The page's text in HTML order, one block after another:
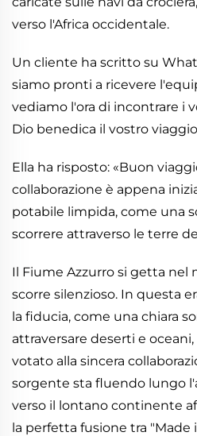
verso l'Africa occidentale.
Un cliente ha scritto su
siamo pronti a ricevere
vediamo l'ora di incontrare i
Dio benedica il vostro
Ella ha risposto: «Buon
collaborazione è appena
potabile limpida, come una
scorrere attraverso le terre
Il Fiume Azzurro si getta nel
scorre silenzioso. In questa
la fiducia, come una chiara
attraversare deserti e
votato alla sincera
sorgente sta fluendo lungo
verso il lontano continente
la perfetta fusione tra "Made